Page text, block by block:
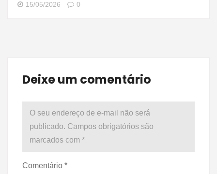
15/05/2026 0
Deixe um comentário
O seu endereço de e-mail não será
publicado. Campos obrigatórios são
marcados com *
Comentário *